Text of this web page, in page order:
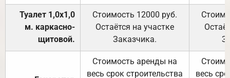
Туалет 1,0х1,0
м. каркасно-
щитовой.
Стоимость 12000 руб.
Остаётся на участке
Заказчика.
Стоимость аренды на
весь срок строительства
весь